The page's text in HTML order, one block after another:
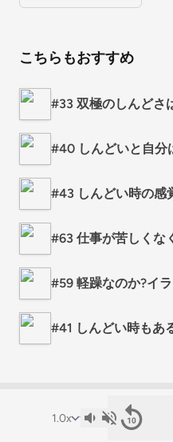
こちらもおすすめ
#33 双極のしんどさ
#40 しんどいと自分
#43 しんどい時の感
#63 仕事が苦しくな
#59 軽躁なのか?イ
#41 しんどい時もあ